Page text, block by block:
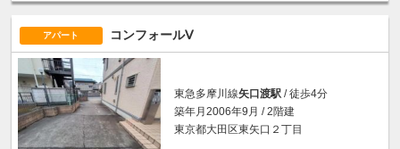
アパート コンフォールⅤ
東急多摩川線矢口渡駅 / 徒歩4分
築年月2006年9月 / 2階建
東京都大田区東矢口２丁目